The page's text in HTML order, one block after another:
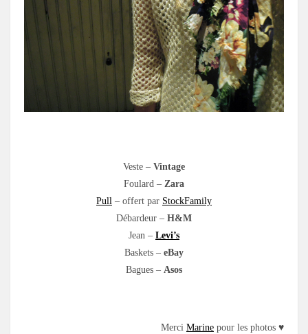
Veste – Vintage
Foulard – Zara
Pull – offert par StockFamily
Débardeur – H&M
Jean – Levi’s
Baskets – eBay
Bagues – Asos
Merci Marine pour les photos ♥